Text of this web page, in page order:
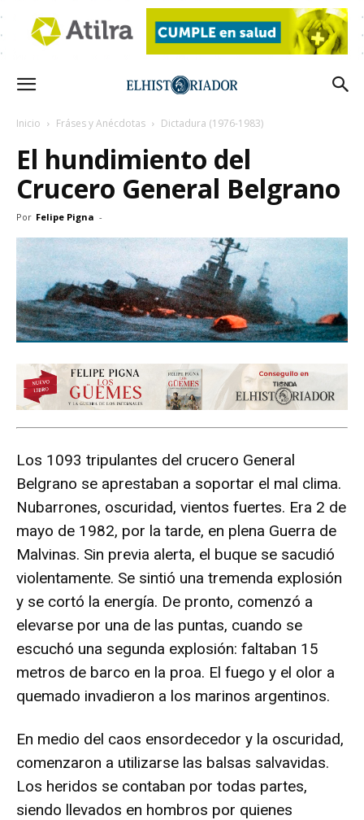
Inicio Fráses y Anécdotas Dictadura (1976-1983)
El hundimiento del
Crucero General Belgrano
Por Felipe Pigna -
Los 1093 tripulantes del crucero General
Belgrano se aprestaban a soportar el mal clima.
Nubarrones, oscuridad, vientos fuertes. Era 2 de
mayo de 1982, por la tarde, en plena Guerra de
Malvinas. Sin previa alerta, el buque se sacudió
violentamente. Se sintió una tremenda explosión
y se cortó la energía. De pronto, comenzó a
elevarse por una de las puntas, cuando se
escuchó una segunda explosión: faltaban 15
metros de barco en la proa. El fuego y el olor a
quemado invadieron a los marinos argentinos.
En medio del caos ensordecedor y la oscuridad,
comenzaron a utilizarse las balsas salvavidas.
Los heridos se contaban por todas partes,
siendo llevados en hombros por quienes